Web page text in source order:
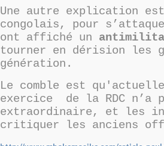
Une autre explication
congolais, pour
ont affiché un
tourner en dérision les
génération.
Le comble est
exercice de la RDC n’a
extraordinaire, et les
critiquer les anciens